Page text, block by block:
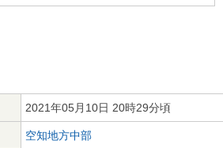
2021年05月10日 20時29分頃
空知地方中部